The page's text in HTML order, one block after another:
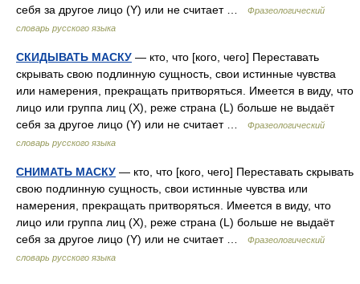
себя за другое лицо (Y) или не считает …
Фразеологический
словарь русского языка
СКИДЫВАТЬ МАСКУ — кто, что [кого, чего] Переставать
скрывать свою подлинную сущность, свои истинные чувства
или намерения, прекращать притворяться. Имеется в виду, что
лицо или группа лиц (Х), реже страна (L) больше не выдаёт
себя за другое лицо (Y) или не считает …
Фразеологический
словарь русского языка
СНИМАТЬ МАСКУ — кто, что [кого, чего] Переставать скрывать
свою подлинную сущность, свои истинные чувства или
намерения, прекращать притворяться. Имеется в виду, что
лицо или группа лиц (Х), реже страна (L) больше не выдаёт
себя за другое лицо (Y) или не считает …
Фразеологический
словарь русского языка